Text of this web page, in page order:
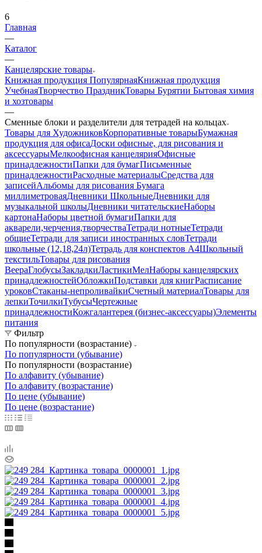
6
Главная
—
Каталог
—
Канцелярские товары
Книжная продукция ПопулярнаяКнижная продукция
УчебнаяТворчество ПраздникТовары Бурятии Бытовая химия
и хозтовары
—
Сменные блоки и разделители для тетрадей на кольцах
Товары для ХудожниковКорпоративные товарыБумажная
продукция для офисаДоски офисные, для рисования и
аксессуарыМелкоофисная канцелярияОфисные
принадлежностиПапки для бумагПисьменные
принадлежностиРасходные материалыСредства для
записейАльбомы для рисования Бумага
миллиметроваяДневники ШкольныеДневники для
музыкальной школыДневники читательскиеНаборы
картонаНаборы цветной бумагиПапки для
акварели,черчения,творчестваТетради нотныеТетради
общиеТетради для записи иностранных словТетради
школьные (12,18,24л)Тетрадь для конспектов А4Школьный
текстильТовары для рисования
ВеераГлобусыЗакладкиЛастикиМелНаборы канцелярских
принадлежностейОбложкиПодставки для книгРасписание
уроковСтаканы-непроливайкиСчетный материалТовары для
лепкиТочилкиТубусыЧертежные
принадлежностиКожгалантерея (бизнес-аксессуары)Элементы
питания
Фильтр
По популярности (возрастание)
По популярности (убывание)
По популярности (возрастание)
По алфавиту (убывание)
По алфавиту (возрастание)
По цене (убывание)
По цене (возрастание)